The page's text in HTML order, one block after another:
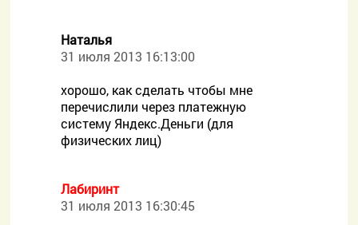
Наталья
31 июля 2013 16:13:00
хорошо, как сделать чтобы мне
перечислили через платежную
систему Яндекс.Деньги (для
физических лиц)
Лабиринт
31 июля 2013 16:30:45